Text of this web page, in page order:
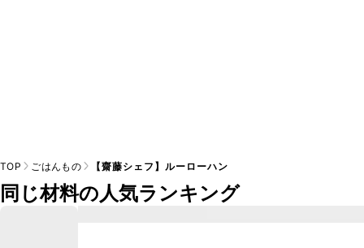
TOP ごはんもの 【齋藤シェフ】ルーローハン
同じ材料の人気ランキング